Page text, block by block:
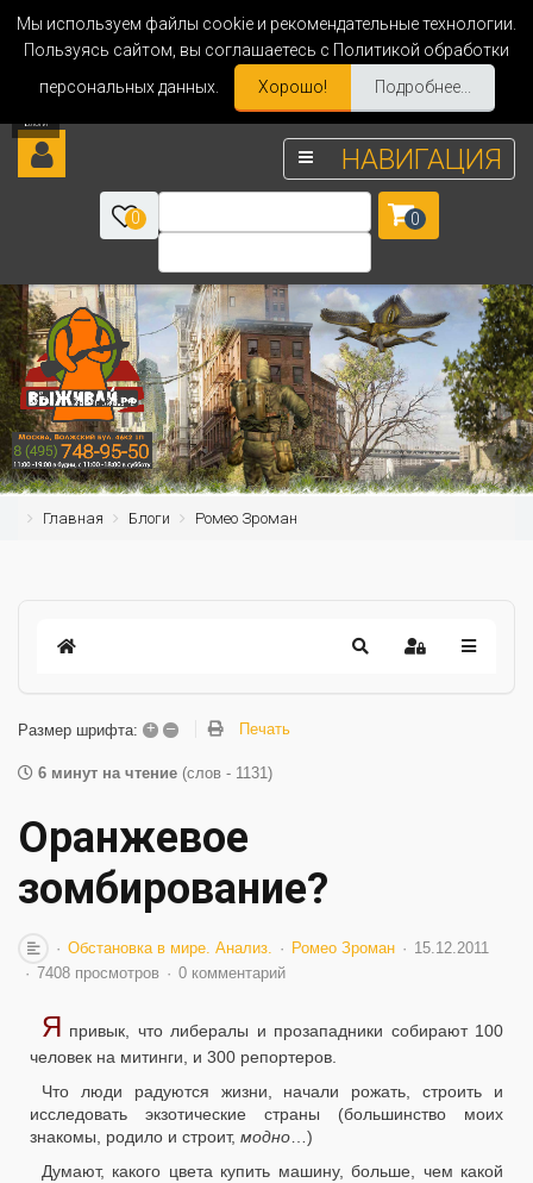
Мы используем файлы cookie и рекомендательные технологии.
Пользуясь сайтом, вы соглашаетесь с Политикой обработки
персональных данных.
Хорошо! Подробнее...
НАВИГАЦИЯ
0 0
Главная Блоги Ромео Зроман
Размер шрифта: + – Печать
6 минут на чтение (слов - 1131)
Оранжевое
зомбирование?
Обстановка в мире. Анализ. Ромео Зроман
15.12.2011
7408 просмотров
0 комментарий
Я привык, что либералы и прозападники собирают 100
человек на митинги, и 300 репортеров.
Что люди радуются жизни, начали рожать, строить и
исследовать экзотические страны (большинство моих
знакомы, родило и строит, модно …)
Думают, какого цвета купить машину, больше, чем какой